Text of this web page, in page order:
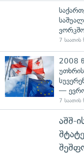
7 საათის
2008
—
7 საათის
აშშ-